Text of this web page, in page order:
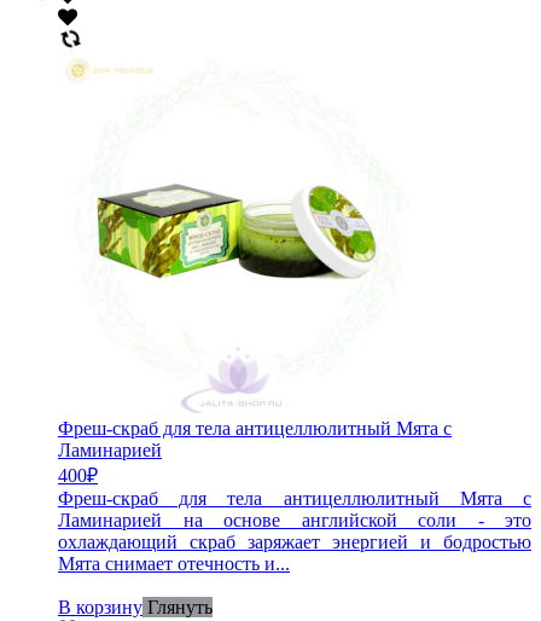
Фреш-скраб для тела антицеллюлитный Мята с
Ламинарией
400₽
Фреш-скраб для тела антицеллюлитный Мята с
Ламинарией на основе английской соли - это
охлаждающий скраб заряжает энергией и бодростью
Мята снимает отечность и...
В корзину Глянуть